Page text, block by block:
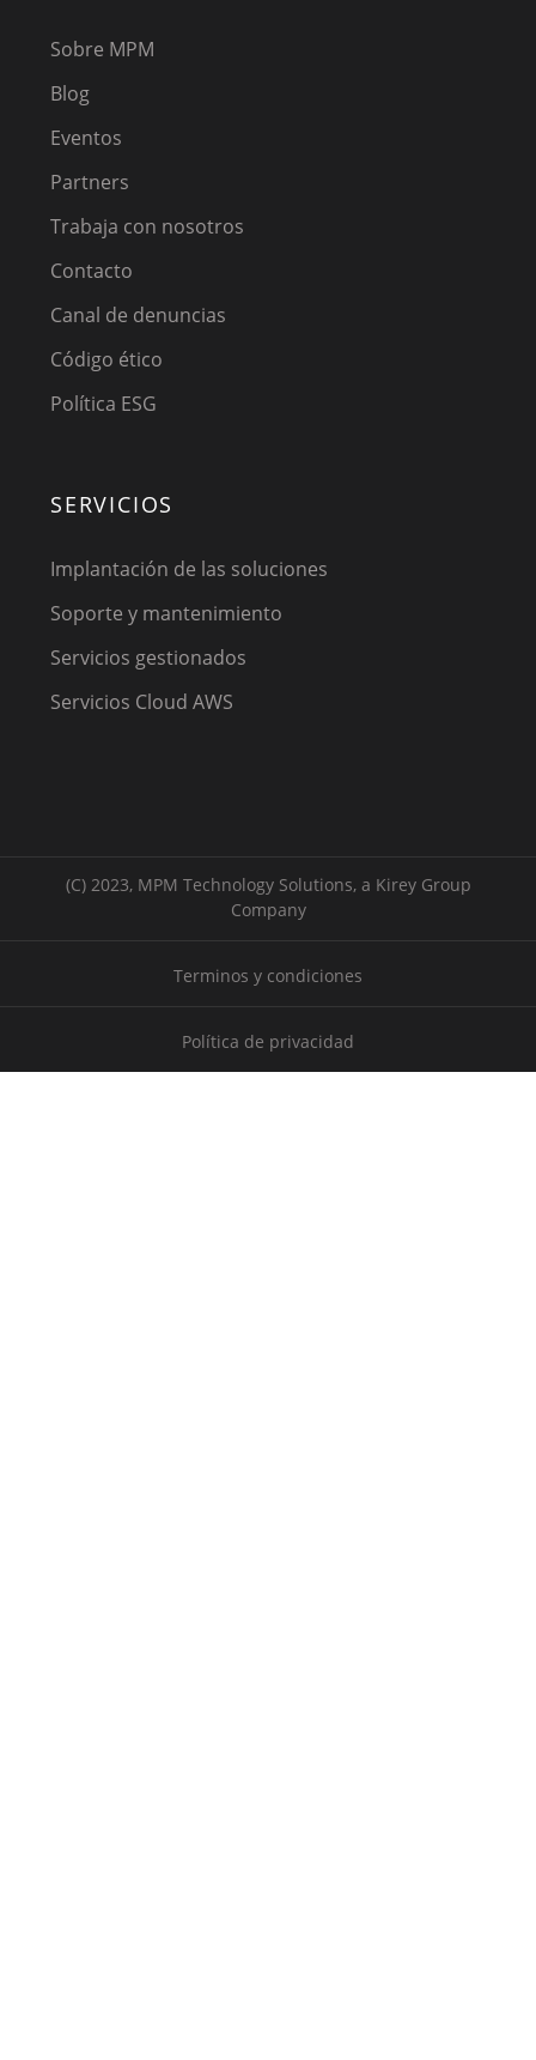
Sobre MPM
Blog
Eventos
Partners
Trabaja con nosotros
Contacto
Canal de denuncias
Código ético
Política ESG
SERVICIOS
Implantación de las soluciones
Soporte y mantenimiento
Servicios gestionados
Servicios Cloud AWS
(C) 2023, MPM Technology Solutions, a Kirey Group
Company
Terminos y condiciones
Política de privacidad